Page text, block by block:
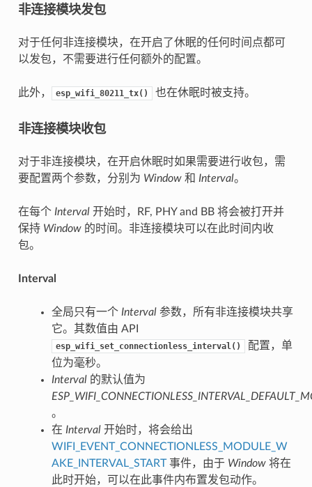
非连接模块发包
对于任何非连接模块，在开启了休眠的任何时间点都可
以发包，不需要进行任何额外的配置。
此外， esp_wifi_80211_tx() 也在休眠时被支持。
非连接模块收包
对于非连接模块，在开启休眠时如果需要进行收包，需
要配置两个参数，分别为 Window和 Interval。
在每个 Interval开始时，RF, PHY and BB 将会被打开并
保持 Window的时间。非连接模块可以在此时间内收
包。
Interval
全局只有一个 Interval参数，所有非连接模块共享
它。其数值由 API
esp_wifi_set_connectionless_interval()
配置，单
位为毫秒。
Interval的默认值为
。
在 Interval开始时，将会给出
WIFI_EVENT_CONNECTIONLESS_MODULE_W
AKE_INTERVAL_START事件，由于 Window将在
此时开始，可以在此事件内布置发包动作。